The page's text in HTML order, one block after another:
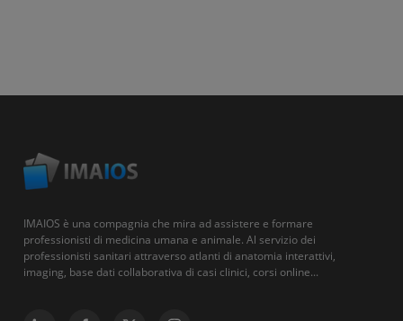
IMAIOS è una compagnia che mira ad assistere e formare
professionisti di medicina umana e animale. Al servizio dei
professionisti sanitari attraverso atlanti di anatomia interattivi,
imaging, base dati collaborativa di casi clinici, corsi online...